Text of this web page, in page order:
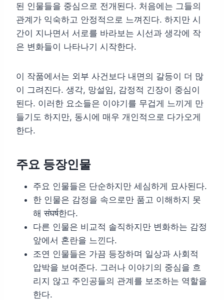
된 인물들을 중심으로 전개된다. 처음에는 그들의
관계가 익숙하고 안정적으로 느껴진다. 하지만 시
간이 지나면서 서로를 바라보는 시선과 생각에 작
은 변화들이 나타나기 시작한다.
이 작품에서는 외부 사건보다 내면의 갈등이 더 많
이 그려진다. 생각, 망설임, 감정적 긴장이 중심이
된다. 이러한 요소들은 이야기를 무겁게 느끼게 만
들기도 하지만, 동시에 매우 개인적으로 다가오게
한다.
주요 등장인물
주요 인물들은 단순하지만 세심하게 묘사된다.
한 인물은 감정을 속으로만 품고 이해하지 못
해 संघर्ष한다.
다른 인물은 비교적 솔직하지만 변화하는 감정
앞에서 혼란을 느낀다.
조연 인물들은 가끔 등장하며 일상과 사회적
압박을 보여준다. 그러나 이야기의 중심을 흐
리지 않고 주인공들의 관계를 보조하는 역할을
한다.